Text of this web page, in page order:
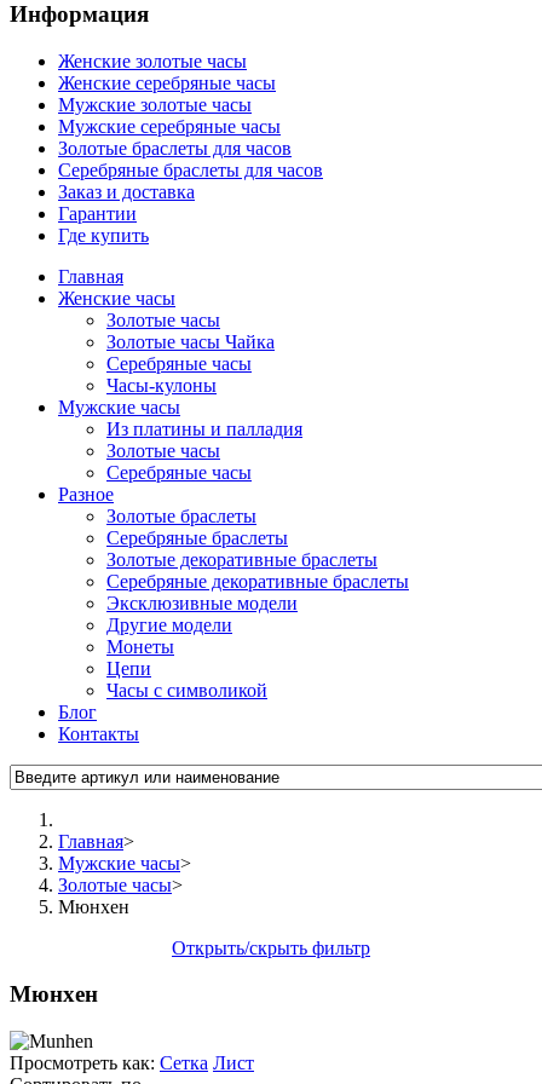
Информация
Женские золотые часы
Женские серебряные часы
Мужские золотые часы
Мужские серебряные часы
Золотые браслеты для часов
Серебряные браслеты для часов
Заказ и доставка
Гарантии
Где купить
Главная
Женские часы
Золотые часы
Золотые часы Чайка
Серебряные часы
Часы-кулоны
Мужские часы
Из платины и палладия
Золотые часы
Серебряные часы
Разное
Золотые браслеты
Серебряные браслеты
Золотые декоративные браслеты
Серебряные декоративные браслеты
Эксклюзивные модели
Другие модели
Монеты
Цепи
Часы с символикой
Блог
Контакты
Главная>
Мужские часы>
Золотые часы>
Мюнхен
Открыть/скрыть фильтр
Мюнхен
Просмотреть как: Сетка Лист